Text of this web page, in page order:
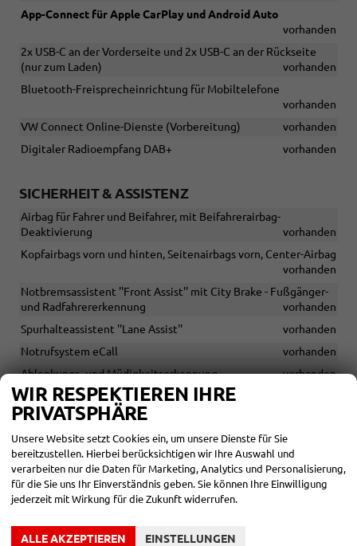
App-Connect für Apple CarPlay und Android Auto
vorhanden
2x USB-C an der Vorderseite und 2x USB-C an der Rückseite
(nur zum Laden)
vorhanden
Bluetooth-Freisprecheinrichtung für Mobiltelefone
vorhanden
VW Connect Online-Dienste (Vorbereitung)
vorhanden
Digitaler Radioempfang DAB+
vorhanden
SICHERHEIT & ASSISTENZ
Airbag für Fahrer und Beifahrer, mit Beifahrerairbag-
Deaktivierung
vorhanden
Kopfairbags vorn und hinten, Seitenairbags vorn, Center-Airbag
vorhanden
Notbremsassistent ''Front Assist'' mit City Brake - Fußgänger-
und Radfahrererkennung
vorhanden
Spurhalteassistent ''Lane Assist''
vorhanden
Notrufsystem eCall
vorhanden
Ablenkungs- und Müdigkeitserkennung
vorhanden
Sicherheitsoptimierte Kopfstützen vorn
ISOFIX-Halteösen für Kindersitze auf den äußeren Rücksitzen
sowie auf dem Beifahrersitz
vorhanden
Berganfahrassistent
vorhanden
Verkehrszeichenerkennung
vorhanden
Parksensoren vorne und hinten mit optischer und
Zentralverriegelung mit Fernbedienung, 2 Klappschlüssel
WIR RESPEKTIEREN IHRE
PRIVATSPHÄRE
Unsere Website setzt Cookies ein, um unsere Dienste für Sie
bereitzustellen. Hierbei berücksichtigen wir Ihre Auswahl und
verarbeiten nur die Daten für Marketing, Analytics und Personalisierung,
für die Sie uns Ihr Einverständnis geben. Sie können Ihre Einwilligung
jederzeit mit Wirkung für die Zukunft widerrufen.
ALLE AKZEPTIEREN EINSTELLUNGEN